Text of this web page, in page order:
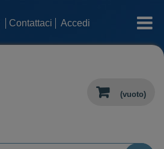
Contattaci Accedi categorie
(vuoto)